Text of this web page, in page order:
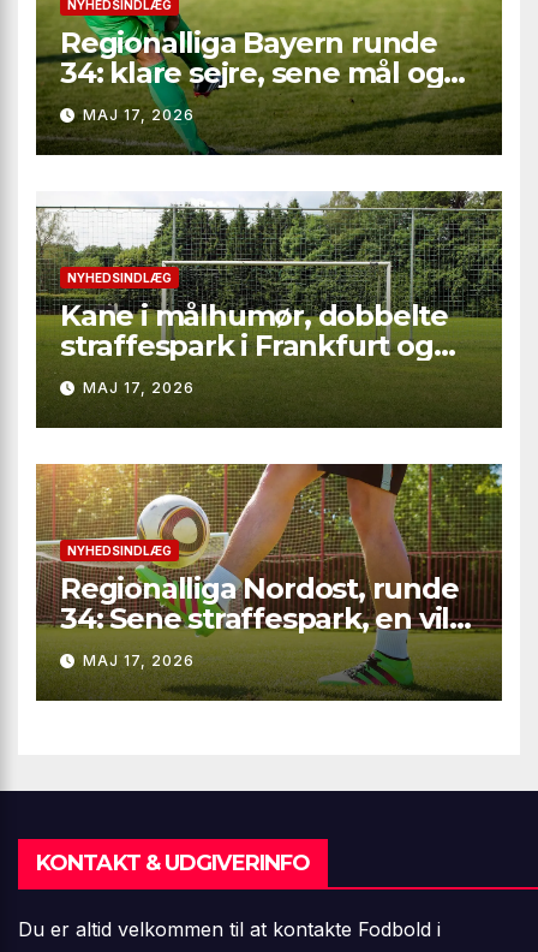
NYHEDSINDLÆG
Regionalliga Bayern runde
34: klare sejre, sene mål og
straffesparksafgørelser
MAJ 17, 2026
NYHEDSINDLÆG
Kane i målhumør, dobbelte
straffespark i Frankfurt og
rødt kort i Gladbach – hele
runde 34 fra Bundesliga
2025/26
MAJ 17, 2026
NYHEDSINDLÆG
Regionalliga Nordost, runde
34: Sene straffespark, en vild
vending i Leipzig og en
firkantsopvisning fra Baro
MAJ 17, 2026
KONTAKT & UDGIVERINFO
Du er altid velkommen til at kontakte Fodbold i